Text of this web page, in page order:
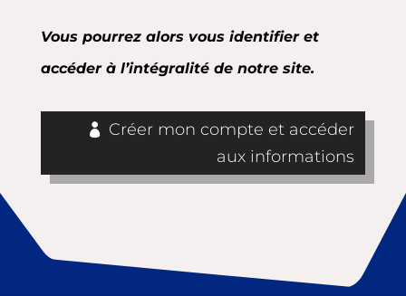
Vous pourrez alors vous identifier et
accéder à l’intégralité de notre site.
Créer mon compte et accéder
aux informations